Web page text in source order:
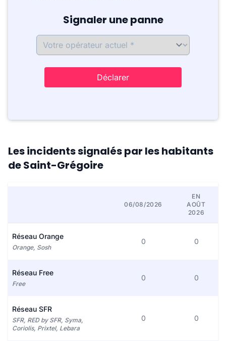
Signaler une panne
Déclarer
Les incidents signalés par les habitants
de Saint-Grégoire
06/08/2026
EN
AOÛT
2026
Réseau Orange
Orange, Sosh
0 0
Réseau Free
Free
0 0
Réseau SFR
SFR, RED by SFR, Syma,
Coriolis, Prixtel, Lebara
0 0